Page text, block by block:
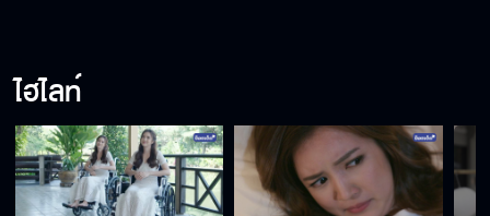
คุณกฤษณ์เอามันออกให้หน่อยได้ไหมค่ะ
ไฮไลท์